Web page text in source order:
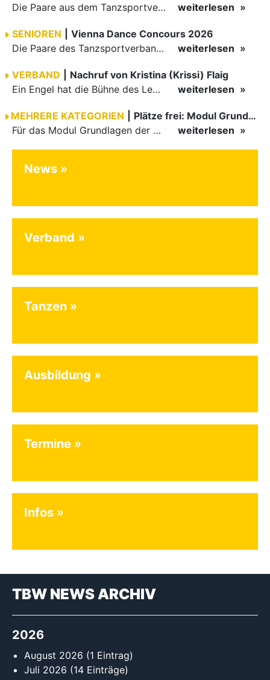
Die Paare aus dem Tanzsportverband Baden-Württemberg (TBW) haben beim hochklassig besetzten WDSF GrandSlam im chinesischen Nanjing wieder einmal auf internationalem Top-Niveau geglänzt. Das…
weiterlesen
SENIOREN
Vienna Dance Concours 2026
Die Paare des Tanzsportverbandes Baden-Württemberg (TBW) glänzten auf dem internationalen Parkett des Vienna Dance Concourse 2026 im Wiener Rathaus mit hervorragenden Platzierungen Ergebnisse unter: …
weiterlesen
VERBAND
Nachruf von Kristina (Krissi) Flaig
Ein Engel hat die Bühne des Lebens verlassen. Viel zu früh, plötzlich und für uns alle unfassbar, wurde unsere geliebte Kristina (Krissi) Flaig im Alter von 36 Jahren aus dem Leben gerissen. Das Tanzen…
weiterlesen
MEHRERE KATEGORIEN
Plätze frei: Modul Grundlagen
Für das Modul Grundlagen der Breitensportausbildung vom 10. bis 13. September an der Landessportschule Albstadt sind noch Plätze frei. Das Modul kann auch für den Lizenzerhalt (30 LE fachlich) genutzt…
weiterlesen
News
Verband
Tanzen
Ausbildung
Termine
Infos
TBW NEWS ARCHIV
2026
August 2026 (1 Eintrag)
Juli 2026 (14 Einträge)